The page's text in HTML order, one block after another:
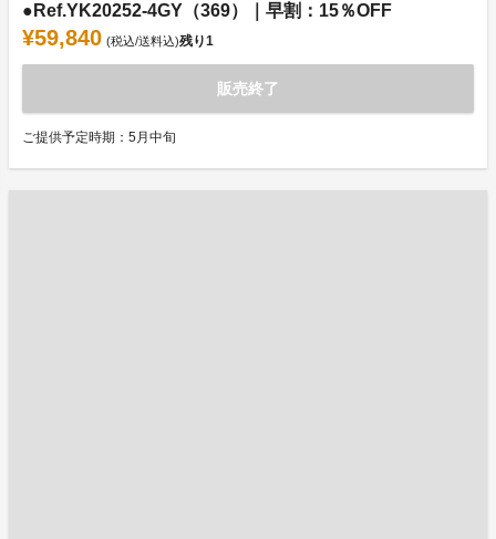
●Ref.YK20252-4GY（369）｜早割：15％OFF
¥59,840 (税込/送料込)残り1
販売終了
ご提供予定時期：5月中旬